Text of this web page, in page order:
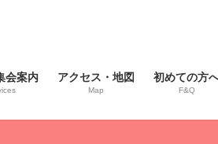
会案内 アクセス・地図
Map
初めての方
F&Q